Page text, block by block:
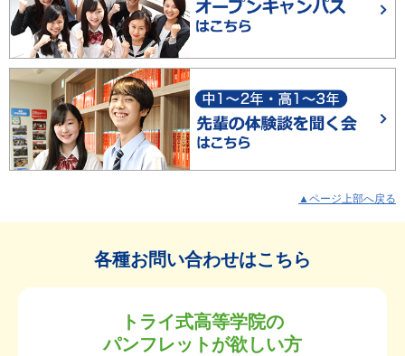
▲ページ上部へ戻る
各種お問い合わせはこちら
トライ式高等学院の
パンフレットが欲しい方